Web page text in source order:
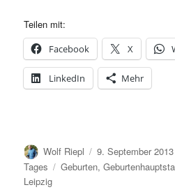
Teilen mit:
Facebook X
LinkedIn Mehr
Autor
Wolf Riepl
Veröffentlicht
am
9. September 2013
Tages
Schlagwörter
Geburten,
Leipzig